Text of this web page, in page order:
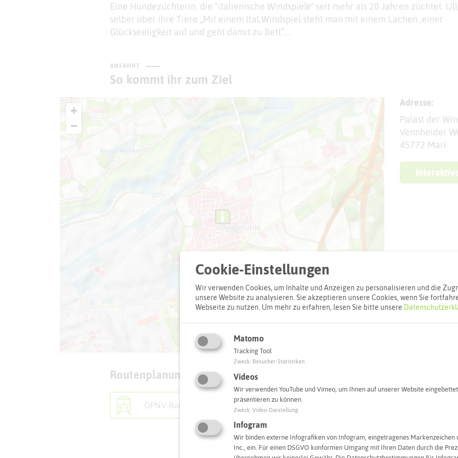
Eine Hundezüchterin, die "italienische Windspiele" seit mehr als 20 Jahren züchtet.
selber über ihre Tiere „Mit einem Ital.Windspiel steht man mit einem Lachen ,einer
Glückseeligkeit auf und geht damit zu Bett“...
ANFAHRT
So kommt ihr zum Ziel
+
−
Adresse:
Palast der
Vennheider
45772 Marl
Routenplanung zum Ziel:
ÖPNV-Route finden
Cookie-Einstellungen
Wir verwenden Cookies, um Inhalte und Anzeigen zu personalisieren und die
unsere Website zu analysieren. Sie akzeptieren unsere Cookies, wenn Sie
Webseite zu nutzen. Um mehr zu erfahren, lesen Sie bitte unsere
Matomo
Tracking Tool
Zweck: Besucher-Statistiken
Videos
Wir verwenden YouTube und Vimeo, um Ihnen auf unserer Website
präsentieren zu können.
Zweck: Video-Darstellung
Infogram
Wir binden externe Infografiken von Infogram, eingetragenes Markenzeichen
Inc., ein. Für einen DSGVO konformen Umgang mit Ihren Daten durch die